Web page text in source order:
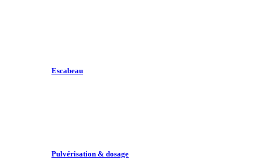
Escabeau
Pulvérisation & dosage